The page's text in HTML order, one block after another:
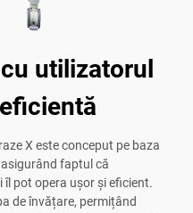
utilizatorul
X este conceput pe baza
faptul că
pot opera ușor și eficient.
de învățare, permițând